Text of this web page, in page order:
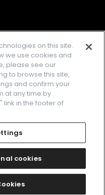
利用規約
Cookies Settings
その関連会社の商標です。
登録商標です。
CO., LTD.
on this site.
we use cookies and
please see our
to browse this site,
and confirm your
at any time by
link in the footer of
cookies